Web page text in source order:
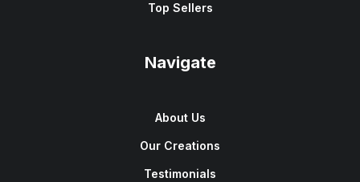
Top Sellers
Navigate
About Us
Our Creations
Testimonials